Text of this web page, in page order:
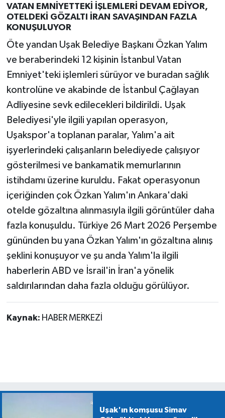
VATAN EMNİYETTEKİ İŞLEMLERİ DEVAM EDİYOR,
OTELDEKİ GÖZALTI İRAN SAVAŞINDAN FAZLA
KONUŞULUYOR
Öte yandan Uşak Belediye Başkanı Özkan Yalım
ve beraberindeki 12 kişinin İstanbul Vatan
Emniyet'teki işlemleri sürüyor ve buradan sağlık
kontrolüne ve akabinde de İstanbul Çağlayan
Adliyesine sevk edilecekleri bildirildi. Uşak
Belediyesi'yle ilgili yapılan operasyon,
Uşakspor'a toplanan paralar, Yalım'a ait
işyerlerindeki çalışanların belediyede çalışıyor
gösterilmesi ve bankamatik memurlarının
istihdamı üzerine kuruldu. Fakat operasyonun
içeriğinden çok Özkan Yalım'ın Ankara'daki
otelde gözaltına alınmasıyla ilgili görüntüler daha
fazla konuşuldu. Türkiye 26 Mart 2026 Perşembe
gününden bu yana Özkan Yalım'ın gözaltına alınış
şeklini konuşuyor ve şu anda Yalım'la ilgili
haberlerin ABD ve İsrail'in İran'a yönelik
saldırılarından daha fazla olduğu görülüyor.
Kaynak: HABER MERKEZİ
Uşak'ın komşusu Simav